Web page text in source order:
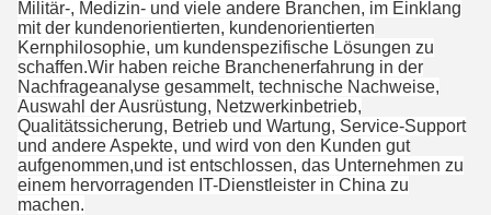
Militär-, Medizin- und viele andere Branchen, im Einklang
mit der kundenorientierten, kundenorientierten
Kernphilosophie, um kundenspezifische Lösungen zu
schaffen.Wir haben reiche Branchenerfahrung in der
Nachfrageanalyse gesammelt, technische Nachweise,
Auswahl der Ausrüstung, Netzwerkinbetrieb,
Qualitätssicherung, Betrieb und Wartung, Service-Support
und andere Aspekte, und wird von den Kunden gut
aufgenommen,und ist entschlossen, das Unternehmen zu
einem hervorragenden IT-Dienstleister in China zu
machen.